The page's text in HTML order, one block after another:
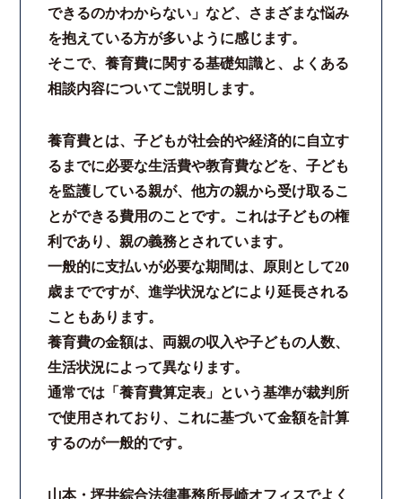
できるのかわからない」など、さまざまな悩み
を抱えている方が多いように感じます。
そこで、養育費に関する基礎知識と、よくある
相談内容についてご説明します。
養育費とは、子どもが社会的や経済的に自立す
るまでに必要な生活費や教育費などを、子ども
を監護している親が、他方の親から受け取るこ
とができる費用のことです。これは子どもの権
利であり、親の義務とされています。
一般的に支払いが必要な期間は、原則として20
歳までですが、進学状況などにより延長される
こともあります。
養育費の金額は、両親の収入や子どもの人数、
生活状況によって異なります。
通常では「養育費算定表」という基準が裁判所
で使用されており、これに基づいて金額を計算
するのが一般的です。
山本・坪井綜合法律事務所長崎オフィスでよく